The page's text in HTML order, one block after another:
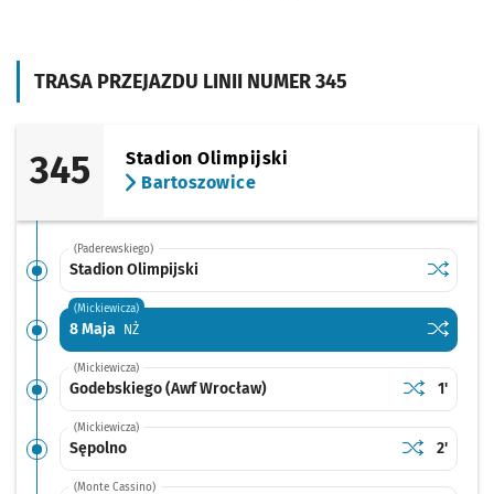
TRASA PRZEJAZDU LINII NUMER 345
345
Stadion Olimpijski
Bartoszowice
(Paderewskiego)
Stadion Olimpijski Sprawdź
Stadion
(Mickiewicza)
8 Maja NŻPrzystanek na życzenie Sprawdź
8 Maja
(Mickiewicza)
Godebskiego (Awf Wrocław) Sprawdź
Czas
1'
(Mickiewicza)
Sępolno Sprawdź
SępolnoCzas
2'
(Monte Cassino)